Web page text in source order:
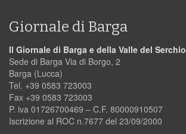
Giornale di Barga
Il Giornale di Barga e della Valle del Serchio
Sede di Barga Via di Borgo, 2
Barga (Lucca)
Tel. +39 0583 723003
Fax +39 0583 723003
P. iva 01726700469 – C.F. 80000910507
Iscrizione al ROC n.7677 del 23/09/2000